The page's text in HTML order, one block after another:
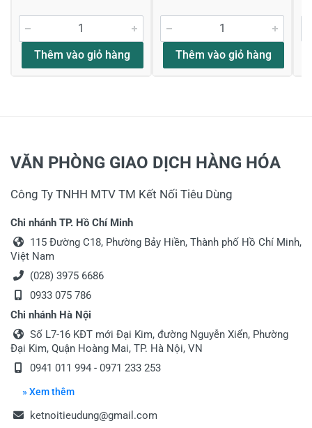
Thêm vào giỏ hàng Thêm vào giỏ hàng
VĂN PHÒNG GIAO DỊCH HÀNG HÓA
Công Ty TNHH MTV TM Kết Nối Tiêu Dùng
Chi nhánh TP. Hồ Chí Minh
115 Đường C18, Phường Bảy Hiền, Thành phố Hồ Chí Minh,
Việt Nam
(028) 3975 6686
0933 075 786
Chi nhánh Hà Nội
Số L7-16 KĐT mới Đại Kim, đường Nguyễn Xiển, Phường
Đại Kim, Quận Hoàng Mai, TP. Hà Nội, VN
0941 011 994 - 0971 233 253
» Xem thêm
ketnoitieudung@gmail.com